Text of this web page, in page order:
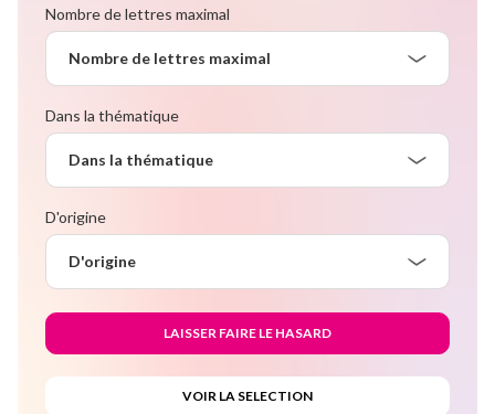
Nombre de lettres maximal
Nombre de lettres maximal
Dans la thématique
Dans la thématique
D'origine
D'origine